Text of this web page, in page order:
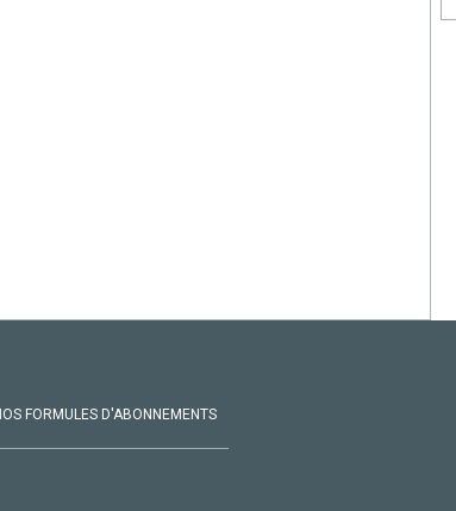
FORMULES D'ABONNEMENTS